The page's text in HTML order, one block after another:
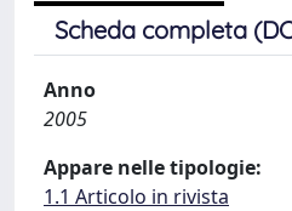
Scheda completa
Anno
2005
Appare nelle tipologie:
1.1 Articolo in rivista